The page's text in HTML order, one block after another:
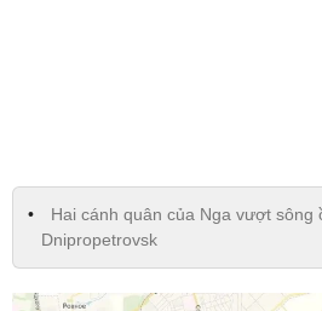
Hai cánh quân của Nga vượt sông
Dnipropetrovsk